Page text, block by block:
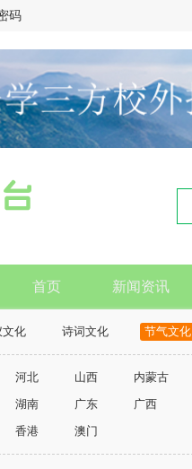
码
首页 新闻资讯
文化 诗词文化 节气文化
河北 山西 内蒙古
湖南 广东 广西
香港 澳门